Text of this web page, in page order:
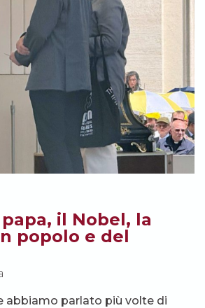
il Nobel, la
popolo e del
abbiamo parlato più volte di